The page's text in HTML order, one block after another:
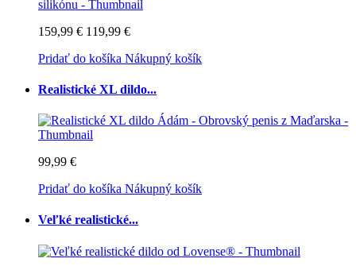
159,99 € 119,99 €
Pridať do košíka Nákupný košík
Realistické XL dildo...
99,99 €
Pridať do košíka Nákupný košík
Veľké realistické...